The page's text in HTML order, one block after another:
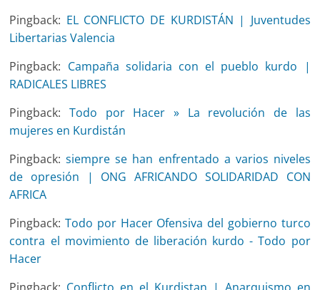
Pingback: EL CONFLICTO DE KURDISTÁN | Juventudes
Libertarias Valencia
Pingback: Campaña solidaria con el pueblo kurdo |
RADICALES LIBRES
Pingback:Todo por Hacer » La revolución de las
mujeres en Kurdistán
Pingback:siempre se han enfrentado a varios niveles
de opresión | ONG AFRICANDO SOLIDARIDAD CON
AFRICA
Pingback:Todo por Hacer Ofensiva del gobierno turco
contra el movimiento de liberación kurdo - Todo por
Hacer